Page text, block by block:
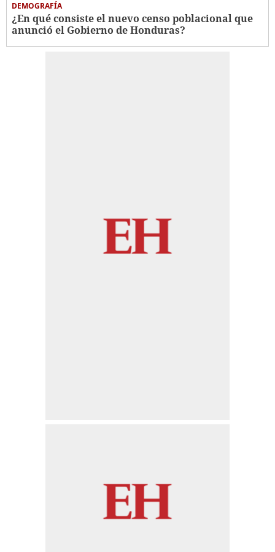
DEMOGRAFÍA
¿En qué consiste el nuevo censo poblacional que
anunció el Gobierno de Honduras?